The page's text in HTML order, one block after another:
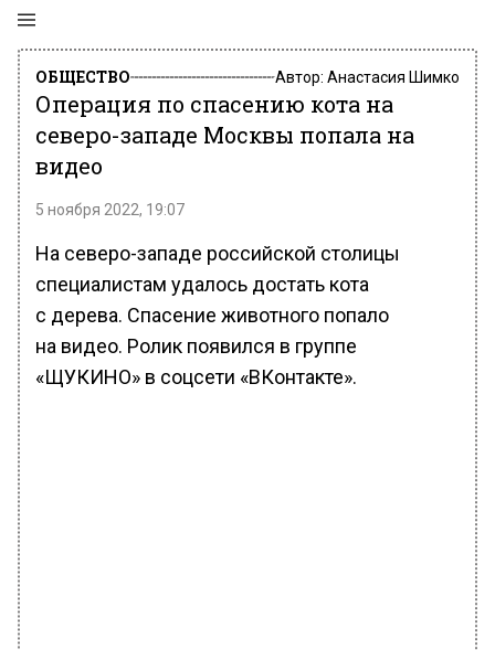
ОБЩЕСТВО Автор: Анастасия Шимко
Операция по спасению кота на
северо-западе Москвы попала на
видео
5 ноября 2022, 19:07
На северо-западе российской столицы
специалистам удалось достать кота
с дерева. Спасение животного попало
на видео. Ролик появился в группе
«ЩУКИНО» в соцсети «ВКонтакте».